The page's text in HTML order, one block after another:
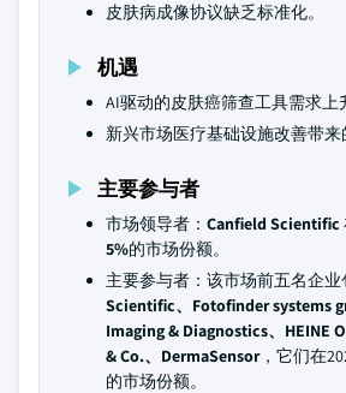
皮肤病成像协议缺乏标准化。
机遇
AI驱动的皮肤癌筛查工具需求上
新兴市场医疗基础设施改善带来
主要参与者
市场领导者： Canfield Scientific
5%的市场份额。
主要参与者：该市场前五名企业
Scientific、Fotofinder systems
Imaging & Diagnostics、HEINE
& Co.、DermaSensor，它们在
的市场份额。